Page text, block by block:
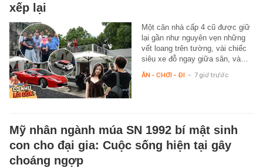
xếp lại
Một căn nhà cấp 4 cũ được giữ
lại gần như nguyên vẹn những
vết loang trên tường, vài chiếc
siêu xe đỗ ngay giữa sân, và…
ĂN - CHƠI - ĐI - 7 giờ trước
Mỹ nhân ngành múa SN 1992 bí mật sinh
con cho đại gia: Cuộc sống hiện tại gây
choáng ngợp